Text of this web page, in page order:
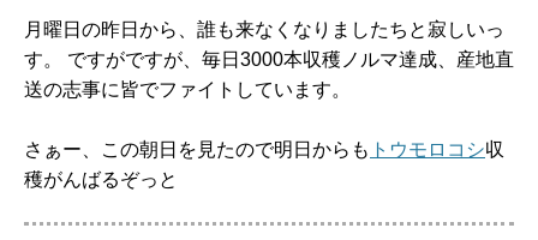
月曜日の昨日から、誰も来なくなりましたちと寂しいっ
す。 ですがですが、毎日3000本収穫ノルマ達成、産地直
送の志事に皆でファイトしています。
さぁー、この朝日を見たので明日からも トウモロコシ収
穫がんばるぞっと